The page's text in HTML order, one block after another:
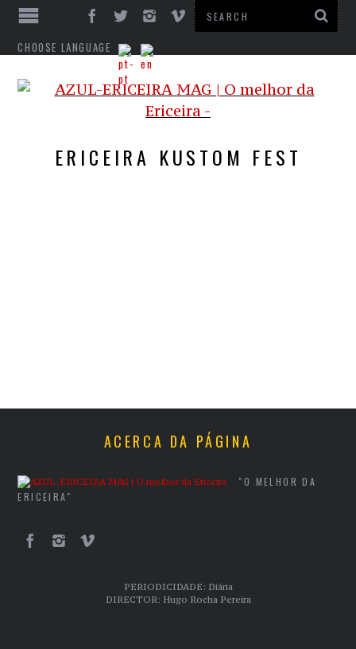
CHOOSE LANGUAGE
ERICEIRA KUSTOM FEST
ACERCA DA PÁGINA
"O MELHOR DA
ERICEIRA"
PERIODICIDADE: Diária
DIRECTOR: Hugo Rocha Pereira